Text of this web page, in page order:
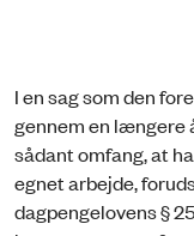
I en sag som den
gennem en længere
sådant omfang, at
egnet arbejde,
dagpengelovens §